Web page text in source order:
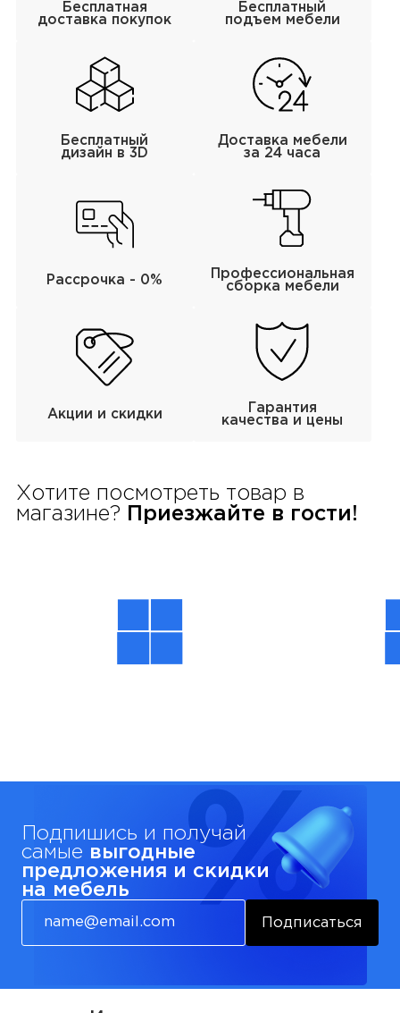
Бесплатная
доставка покупок
Бесплатный
подъем мебели
Бесплатный
дизайн в 3D
Доставка мебели
за 24 часа
Рассрочка - 0%
Профессиональная
сборка мебели
Акции и скидки
Гарантия
качества и цены
Хотите посмотреть товар в
магазине? Приезжайте в гости!
Подпишись и получай
самые выгодные
предложения и скидки
на мебель
Подписаться